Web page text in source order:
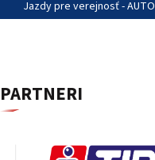
PODUJATIA 2026
Jazdy pre verejnosť - AUTO
PARTNERI